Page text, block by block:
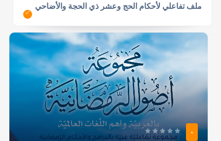
ملف تفاعلي لأحكام الحج وعشر ذي الحجة والأضاحي
0